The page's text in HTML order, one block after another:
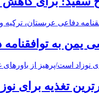
به توافقنامه
تغذیه برای